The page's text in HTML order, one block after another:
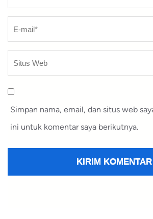
Simpan nama, email, dan situs web
ini untuk komentar saya berikutnya.